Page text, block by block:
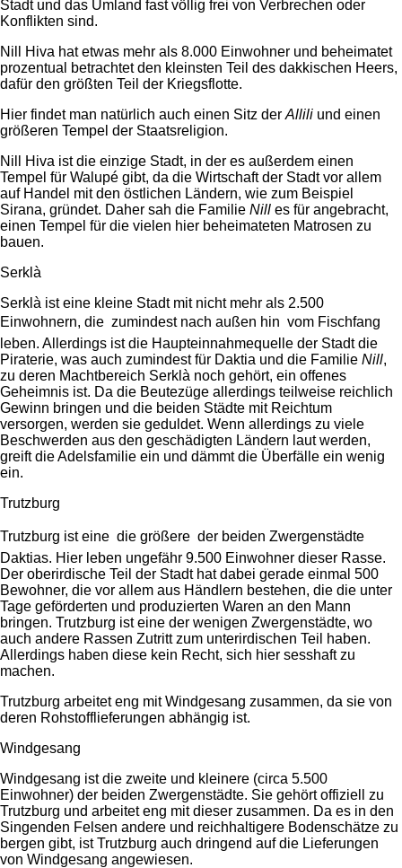
Stadt und das Umland fast völlig frei von Verbrechen oder
Konflikten sind.
Nill Hiva hat etwas mehr als 8.000 Einwohner und beheimatet
prozentual betrachtet den kleinsten Teil des dakkischen Heers,
dafür den größten Teil der Kriegsflotte.
Hier findet man natürlich auch einen Sitz der Allili und einen
größeren Tempel der Staatsreligion.
Nill Hiva ist die einzige Stadt, in der es außerdem einen
Tempel für Walupé gibt, da die Wirtschaft der Stadt vor allem
auf Handel mit den östlichen Ländern, wie zum Beispiel
Sirana, gründet. Daher sah die Familie Nill es für angebracht,
einen Tempel für die vielen hier beheimateten Matrosen zu
bauen.
Serklà
Serklà ist eine kleine Stadt mit nicht mehr als 2.500
Einwohnern, die  zumindest nach außen hin  vom Fischfang
leben. Allerdings ist die Haupteinnahmequelle der Stadt die
Piraterie, was auch zumindest für Daktia und die Familie Nill,
zu deren Machtbereich Serklà noch gehört, ein offenes
Geheimnis ist. Da die Beutezüge allerdings teilweise reichlich
Gewinn bringen und die beiden Städte mit Reichtum
versorgen, werden sie geduldet. Wenn allerdings zu viele
Beschwerden aus den geschädigten Ländern laut werden,
greift die Adelsfamilie ein und dämmt die Überfälle ein wenig
ein.
Trutzburg
Trutzburg ist eine  die größere  der beiden Zwergenstädte
Daktias. Hier leben ungefähr 9.500 Einwohner dieser Rasse.
Der oberirdische Teil der Stadt hat dabei gerade einmal 500
Bewohner, die vor allem aus Händlern bestehen, die die unter
Tage geförderten und produzierten Waren an den Mann
bringen. Trutzburg ist eine der wenigen Zwergenstädte, wo
auch andere Rassen Zutritt zum unterirdischen Teil haben.
Allerdings haben diese kein Recht, sich hier sesshaft zu
machen.
Trutzburg arbeitet eng mit Windgesang zusammen, da sie von
deren Rohstofflieferungen abhängig ist.
Windgesang
Windgesang ist die zweite und kleinere (circa 5.500
Einwohner) der beiden Zwergenstädte. Sie gehört offiziell zu
Trutzburg und arbeitet eng mit dieser zusammen. Da es in den
Singenden Felsen andere und reichhaltigere Bodenschätze zu
bergen gibt, ist Trutzburg auch dringend auf die Lieferungen
von Windgesang angewiesen.